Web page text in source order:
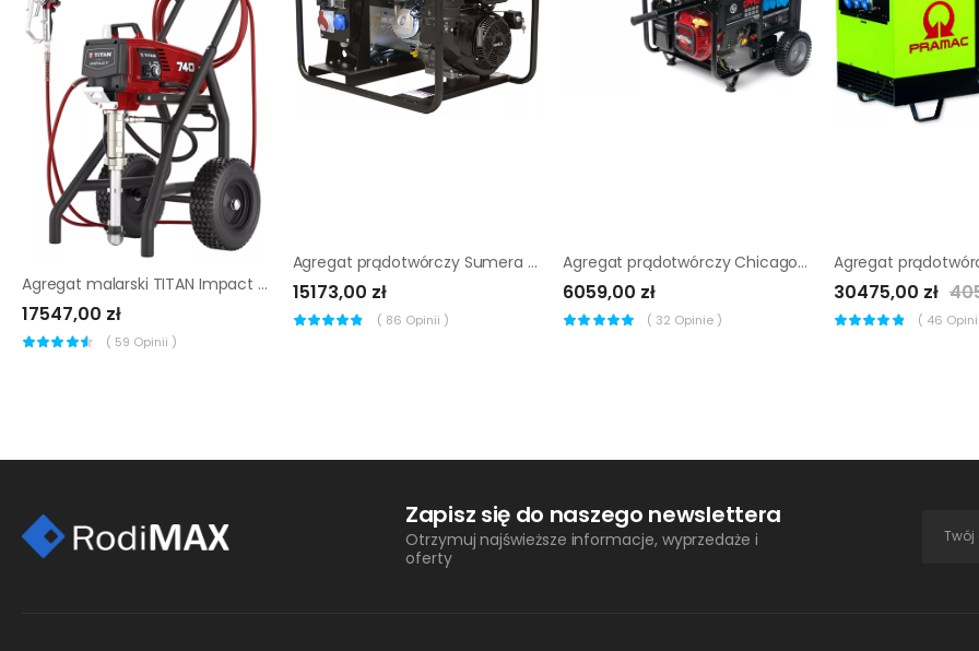
Agregat malarski TITAN Impact 740 HR (HighRider)
17547,00 zł
( 59 Opinii )
Agregat prądotwórczy Sumera SMG-9TE-K+SZR
15173,00 zł
( 86 Opinii )
Agregat prądotwórczy Chicago Pneumatic CPPG 5T |
6059,00 zł
( 32 Opinie )
30475,00 zł
( 46
Zapisz się do naszego newslettera
Otrzymuj najświeższe informacje, wyprzedaże i
oferty